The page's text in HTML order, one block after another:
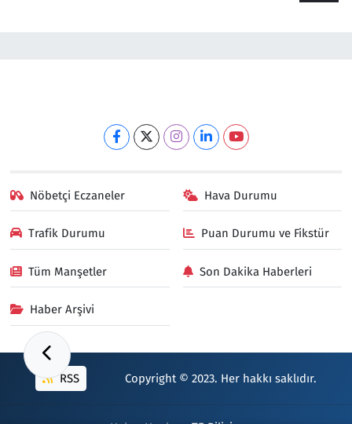
Nöbetçi Eczaneler Hava Durumu
Trafik Durumu Puan Durumu ve Fikstür
Tüm Manşetler Son Dakika Haberleri
Haber Arşivi
RSS Copyright © 2023. Her hakkı saklıdır.